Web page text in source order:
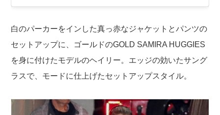
白のパーカーをインした真っ赤なジャケットとパンツの
セットアップに、ゴールドのGOLD SAMIRA HUGGIES
を身に付けたモデルのヘイリー。エッジの効いたサング
ラスで、モードに仕上げたセットアップスタイル。